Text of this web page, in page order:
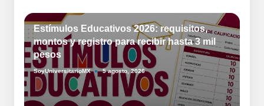
Estímulos Educativos 2026: requisitos,
montos y registro para recibir hasta 3 mil
pesos
Publicado
por
SoyUniversitarioMX 5 agosto, 2026